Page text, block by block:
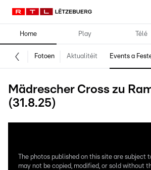
Home Play Télé
Fotoen Aktualitéit Events a
Mädrescher Cross zu
(31.8.25)
The photos published on this site are subject
may not be copied, modified, or sold without